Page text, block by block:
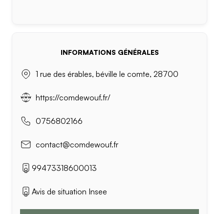
INFORMATIONS GÉNÉRALES
1 rue des érables, béville le comte, 28700
https://comdewouf.fr/
0756802166
contact@comdewouf.fr
99473318600013
Avis de situation Insee